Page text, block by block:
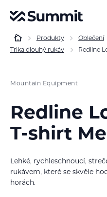
Produkty Oblečení
Trika dlouhý rukáv
Redline
Mountain Equipment
Redline
T-shirt
Lehké, rychleschnoucí,
rukávem, které se skvěle
horách.